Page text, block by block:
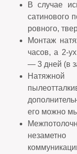
В случае
сатинового
ровного,
Монтаж
часов, а 2-
— 3 дней (в
его можно